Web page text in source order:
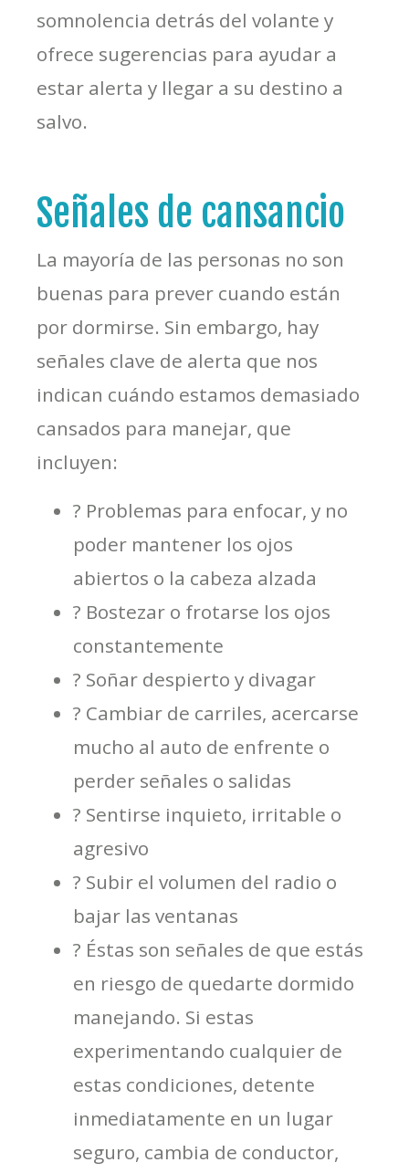
somnolencia detrás del volante y
ofrece sugerencias para ayudar a
estar alerta y llegar a su destino a
salvo.
Señales de cansancio
La mayoría de las personas no son
buenas para prever cuando están
por dormirse. Sin embargo, hay
señales clave de alerta que nos
indican cuándo estamos demasiado
cansados para manejar, que
incluyen:
? Problemas para enfocar, y no
poder mantener los ojos
abiertos o la cabeza alzada
? Bostezar o frotarse los ojos
constantemente
? Soñar despierto y divagar
? Cambiar de carriles, acercarse
mucho al auto de enfrente o
perder señales o salidas
? Sentirse inquieto, irritable o
agresivo
? Subir el volumen del radio o
bajar las ventanas
? Éstas son señales de que estás
en riesgo de quedarte dormido
manejando. Si estas
experimentando cualquier de
estas condiciones, detente
inmediatamente en un lugar
seguro, cambia de conductor,